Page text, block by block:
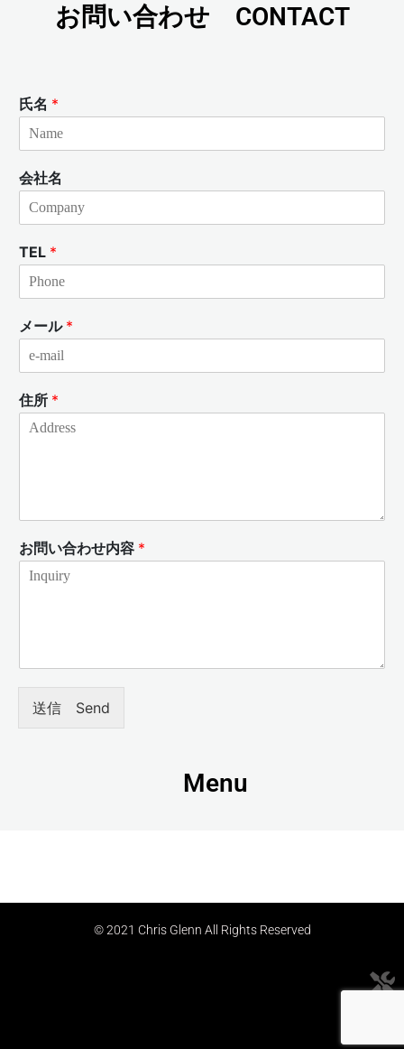
お問い合わせ CONTACT
氏名 *
会社名
TEL *
メール *
住所 *
お問い合わせ内容 *
送信 Send
Menu
© 2021 Chris Glenn All Rights Reserved